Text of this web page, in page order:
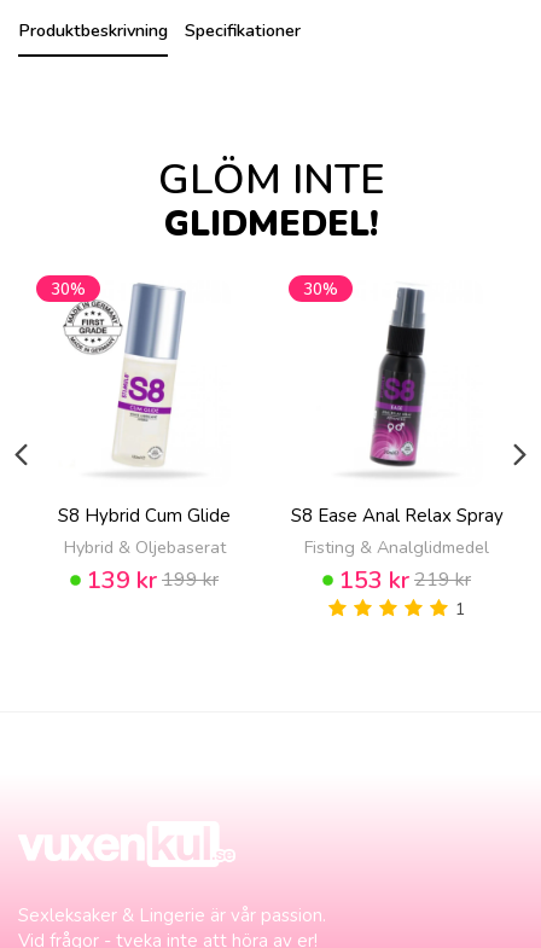
Produktbeskrivning Specifikationer
GLÖM INTE
GLIDMEDEL!
30%
S8 Hybrid Cum Glide
Hybrid & Oljebaserat
139 kr199 kr
30%
S8 Ease Anal Relax Spray
Fisting & Analglidmedel
153 kr219 kr
1
Sexleksaker & Lingerie är vår passion.
Vid frågor - tveka inte att höra av er!